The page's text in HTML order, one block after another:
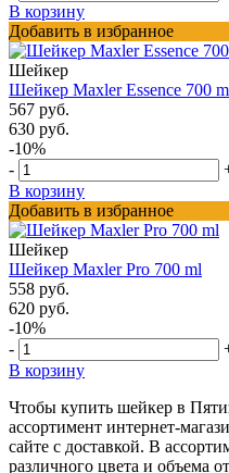
В корзину
Добавить в избранное
Шейкер
Шейкер Maxler Essence 700
567 руб.
630 руб.
-10%
-
В корзину
Добавить в избранное
Шейкер
Шейкер Maxler Pro 700 ml
558 руб.
620 руб.
-10%
-
В корзину
Чтобы купить шейкер в
ассортимент интернет-
сайте с доставкой. В
различного цвета и объема